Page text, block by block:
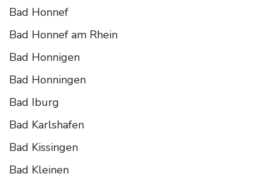
Bad Honnef
Bad Honnef am Rhein
Bad Honnigen
Bad Honningen
Bad Iburg
Bad Karlshafen
Bad Kissingen
Bad Kleinen